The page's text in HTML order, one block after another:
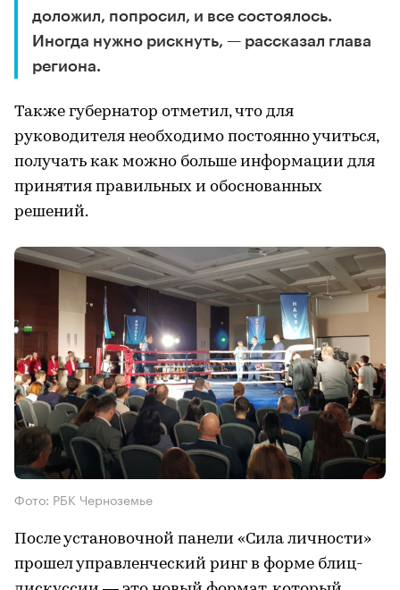
доложил, попросил, и все состоялось.
Иногда нужно рискнуть, — рассказал глава
региона.
Также губернатор отметил, что для
руководителя необходимо постоянно учиться,
получать как можно больше информации для
принятия правильных и обоснованных
решений.
Фото: РБК Черноземье
После установочной панели «Сила личности»
прошел управленческий ринг в форме блиц-